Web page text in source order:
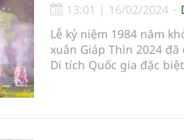
13:01 | 16/02/2024
Lễ kỷ niệm 1984 năm
xuân Giáp Thìn 2024
Di tích Quốc gia đặc